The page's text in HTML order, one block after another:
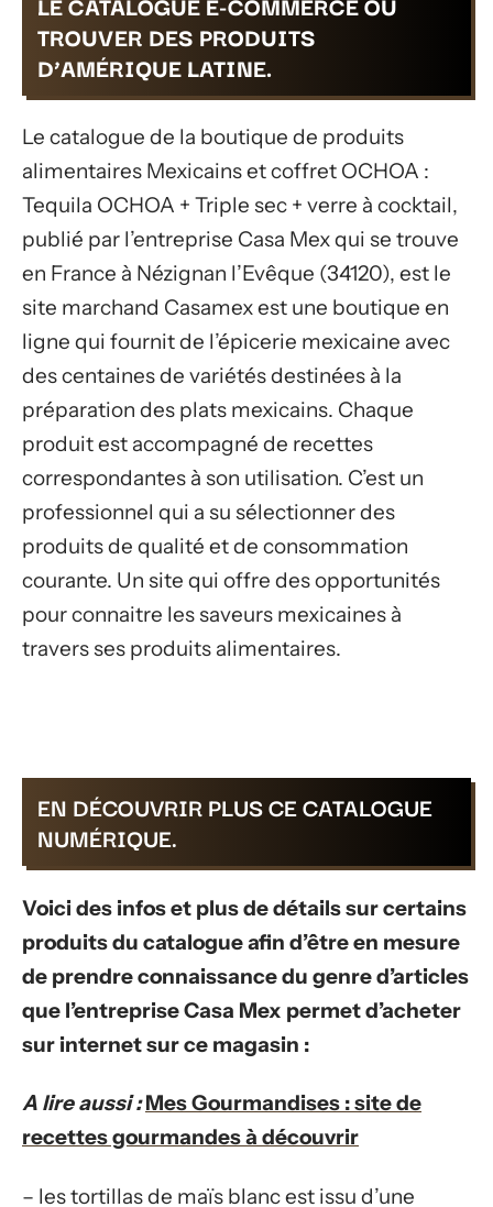
TROUVER DES PRODUITS
D’AMÉRIQUE LATINE.
Le catalogue de la boutique de produits
alimentaires Mexicains et coffret OCHOA :
Tequila OCHOA + Triple sec + verre à cocktail,
publié par l’entreprise Casa Mex qui se trouve
en France à Nézignan l’Evêque (34120), est le
site marchand Casamex est une boutique en
ligne qui fournit de l’épicerie mexicaine avec
des centaines de variétés destinées à la
préparation des plats mexicains. Chaque
produit est accompagné de recettes
correspondantes à son utilisation. C’est un
professionnel qui a su sélectionner des
produits de qualité et de consommation
courante. Un site qui offre des opportunités
pour connaitre les saveurs mexicaines à
travers ses produits alimentaires.
EN DÉCOUVRIR PLUS CE CATALOGUE
NUMÉRIQUE.
Voici des infos et plus de détails sur certains
produits du catalogue afin d’être en mesure
de prendre connaissance du genre d’articles
que l’entreprise Casa Mex permet d’acheter
sur internet sur ce magasin :
A lire aussi : Mes Gourmandises : site de
recettes gourmandes à découvrir
– les tortillas de maïs blanc est issu d’une